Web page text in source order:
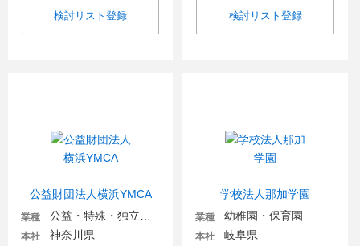
検討リスト登録 検討リスト登録
公益財団法人横浜YMCA
業種
本社 神奈川県
学校法人那加学園
業種 幼稚園・保育園
本社 岐阜県